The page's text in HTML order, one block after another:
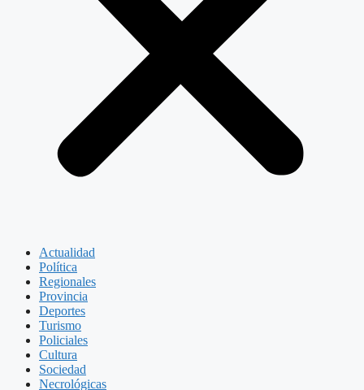
Actualidad
Política
Regionales
Provincia
Deportes
Turismo
Policiales
Cultura
Sociedad
Necrológicas